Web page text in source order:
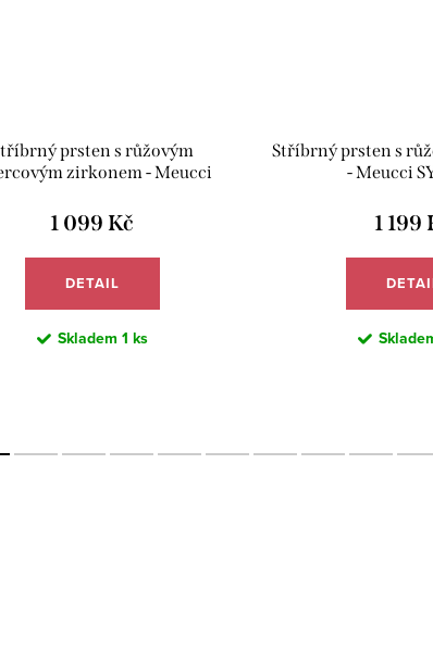
prsten s růžovým
zirkonem - Meucci
1 099 Kč
DETAIL
Skladem 1 ks
Stříbrný prsten s
- Meucci
1 199